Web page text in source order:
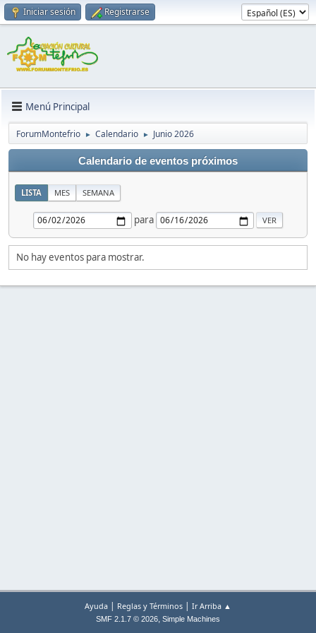
Iniciar sesión Registrarse
Menú Principal
ForumMontefrio ► Calendario ► Junio 2026
Calendario de eventos próximos
LISTA MES SEMANA
para
No hay eventos para mostrar.
Ayuda | Reglas y Términos | Ir Arriba ▲
SMF 2.1.7 © 2026, Simple Machines